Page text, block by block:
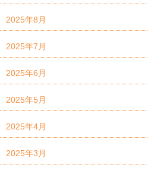
2025年8月
2025年7月
2025年6月
2025年5月
2025年4月
2025年3月